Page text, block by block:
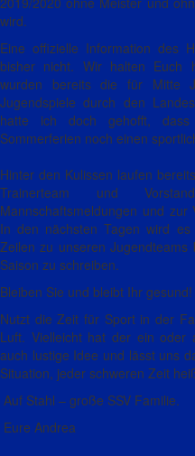
wird.
Eine offizielle Information des
bisher nicht. Wir halten Euch
wurden bereits die für Mitte
Jugendspiele durch den
hatte ich doch gehofft,
Sommerferien noch einen
Hinter den Kulissen laufen
Trainerteam und
Mannschaftsmeldungen und
In den nächsten Tagen wird
Zeilen zu unseren
Saison zu schreiben.
Bleiben Sie und bleibt Ihr gesund!
Nutzt die Zeit für Sport in der
Luft. Vielleicht hat der ein oder
auch lustige Idee und lässt uns
Situation, jeder schweren Zeit
Auf Stahl – große SSV Familie.
Eure Andrea